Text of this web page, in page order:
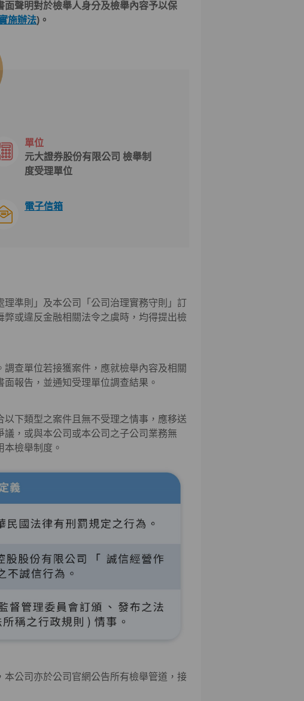
聲明對於檢舉人身分及檢舉內容予以保
施辦法)。
單位
元大證券股份有限公司 檢舉制
度受理單位
電子信箱
準則」及本公司「公司治理實務守則」訂
或違反金融相關法令之虞時，均得提出檢
查單位若接獲案件，應就檢舉內容及相關
報告，並通知受理單位調查結果。
下類型之案件且無不受理之情事，應移送
，或與本公司或本公司之子公司業務無
檢舉制度。
公司亦於公司官網公告所有檢舉管道，接